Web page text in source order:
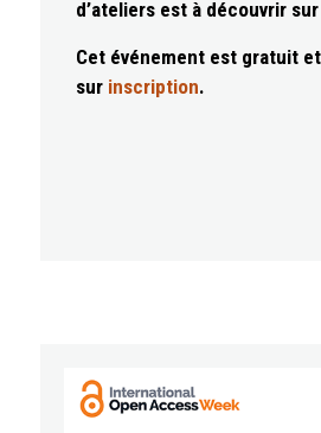
d’ateliers est à découvrir sur
Cet événement est gratuit
sur inscription.